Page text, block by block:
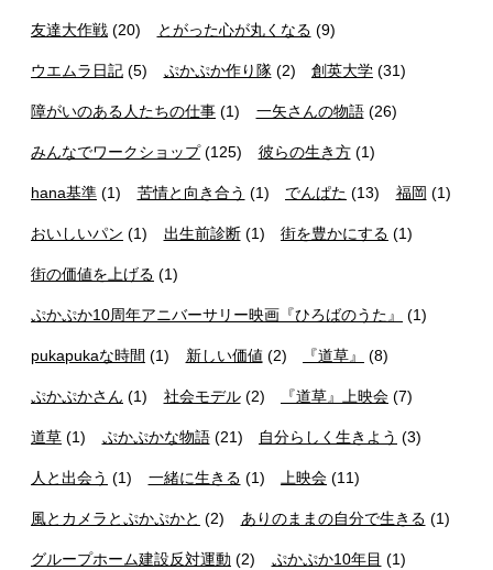
友達大作戦 (20) とがった心が丸くなる (9)
ウエムラ日記 (5) ぷかぷか作り隊(2) 創英大学 (31)
障がいのある人たちの仕事 (1) 一矢さんの物語(26)
みんなでワークショップ(125) 彼らの生き方(1)
hana基準 (1) 苦情と向き合う (1) でんぱた (13) 福岡 (1)
おいしいパン (1) 出生前診断(1) 街を豊かにする (1)
街の価値を上げる (1)
ぷかぷか10周年アニバーサリー映画『ひろばのうた』 (1)
pukapukaな時間 (1) 新しい価値 (2) 『道草』 (8)
ぷかぷかさん (1) 社会モデル(2) 『道草』上映会 (7)
道草 (1) ぷかぷかな物語(21) 自分らしく生きよう (3)
人と出会う (1) 一緒に生きる (1) 上映会 (11)
風とカメラとぷかぷかと (2) ありのままの自分で生きる (1)
グループホーム建設反対運動 (2) ぷかぷか10年目 (1)